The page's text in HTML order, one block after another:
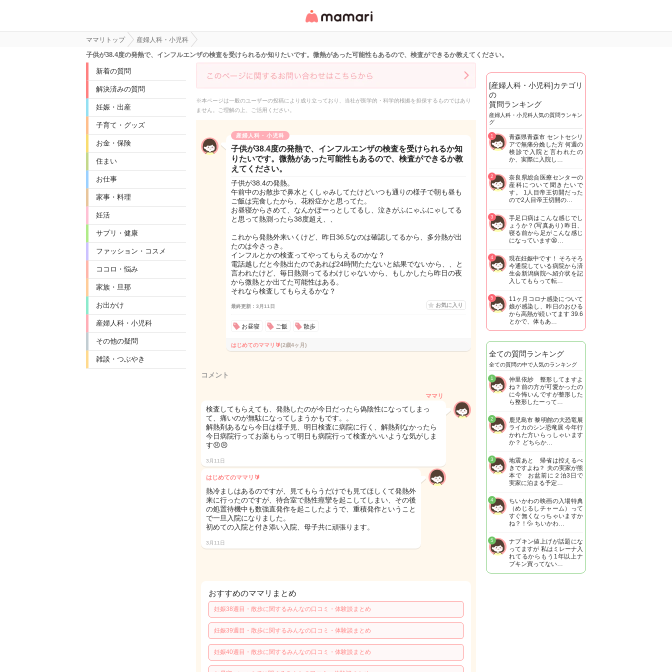
リ・情報サイト
ママリトップ
産婦人科・小児科
子供が38.4度の発熱で、インフルエンザの検査を受けられるか知りたいです。微熱があった可能性もあるので、検査ができるか教えてください。
新着の質問
解決済みの質問
妊娠・出産
子育て・グッズ
お金・保険
住まい
お仕事
家事・料理
妊活
サプリ・健康
ファッション・コスメ
ココロ・悩み
家族・旦那
お出かけ
産婦人科・小児科
その他の疑問
雑談・つぶやき
※本ページは一般のユーザーの投稿により成り立っており、当社が医学的・科学的根拠を担保するものではあり
ません。ご理解の上、ご活用ください。
産婦人科・小児科
子供が38.4度の発熱で、インフルエンザの検査を受けられるか知
りたいです。微熱があった可能性もあるので、検査ができるか教
えてください。
子供が38.4の発熱。
午前中のお散歩で鼻水とくしゃみしてたけどいつも通りの様子で朝も昼も
ご飯は完食したから、花粉症かと思ってた。
お昼寝からさめて、なんかぽーっとしてるし、泣きがふにゃふにゃしてる
と思って熱測ったら38度超え、、
これから発熱外来いくけど、昨日36.5なのは確認してるから、多分熱が出
たのは今さっき。
インフルとかの検査ってやってもらえるのかな？
電話越しだと今熱出たのであれば24時間たたないと結果でないから、、と
言われたけど、毎日熱測ってるわけじゃないから、もしかしたら昨日の夜
から微熱とか出てた可能性はある。
それなら検査してもらえるかな？
最終更新：3月11日 お気に入り
お昼寝 ご飯 散歩
はじめてのママリ🔰(2歳4ヶ月)
コメント
ママリ
検査してもらえても、発熱したのが今日だったら偽陰性になってしまっ
て、痛いのが無駄になってしまうかもです。。
解熱剤あるなら今日は様子見、明日検査に病院に行く、解熱剤なかったら
今日病院行ってお薬もらって明日も病院行って検査がいいような気がしま
す😣😣
3月11日
はじめてのママリ🔰
熱冷ましはあるのですが、見てもらうだけでも見てほしくて発熱外
来に行ったのですが、待合室で熱性痙攣を起こしてしまい、その後
の処置待機中も数強直発作を起こしたようで、重積発作ということ
で一旦入院になりました。
初めての入院と付き添い入院、母子共に頑張ります。
3月11日
おすすめのママリまとめ
妊娠38週目・散歩に関するみんなの口コミ・体験談まとめ
妊娠39週目・散歩に関するみんなの口コミ・体験談まとめ
妊娠40週目・散歩に関するみんなの口コミ・体験談まとめ
[産婦人科・小児科]カテゴリ
の
質問ランキング
産婦人科・小児科人気の質問ランキン
グ
青森県青森市 セントセシリ
アで無痛分娩した方 何週の
検診で入院と言われたの
か、実際に入院し…
1
奈良県総合医療センターの
産科について聞きたいで
す。 1人目帝王切開だった
ので2人目帝王切開の…
2
手足口病はこんな感じでし
ょうか？(写真あり) 昨日、
寝る前から足がこんな感じ
になっています😫…
3
現在妊娠中です！ そろそろ
今通院している病院から済
生会新潟病院へ紹介状を記
入してもらって転…
4
11ヶ月コロナ感染について
娘が感染し、昨日のおひる
から高熱が続いてます 39.6
とかで、体もあ…
5
全ての質問ランキング
全ての質問の中で人気のランキング
仲里依紗 整形してますよ
ね？前の方が可愛かったの
に今怖いんですが整形した
ら整形したーって…
1
鹿児島市 黎明館の大恐竜展
ライカのシン恐竜展 今年行
かれた方いらっしゃいます
か？ どちらか…
2
地震あと 帰省は控えるべ
きですよね？ 夫の実家が熊
本で お盆前に２泊3日で
実家に泊まる予定…
3
ちいかわの映画の入場特典
（めじるしチャーム）って
すぐ無くなっちゃいますか
ね？！💦 ちいかわ…
4
ナプキン値上げが話題にな
ってますが 私はミレーナ入
れてるからもう1年以上ナ
プキン買ってない…
5